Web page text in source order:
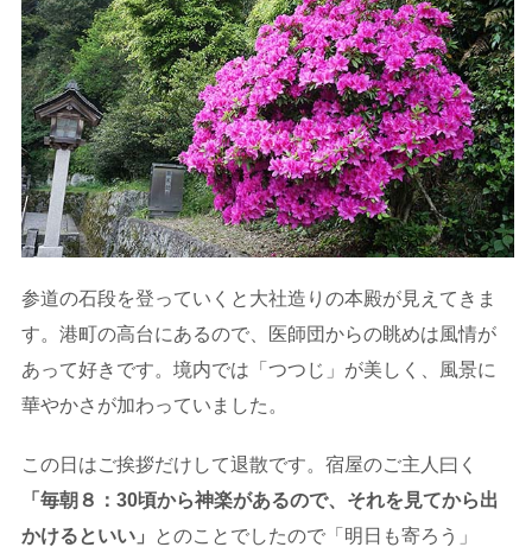
参道の石段を登っていくと大社造りの本殿が見えてきま
す。港町の高台にあるので、医師団からの眺めは風情が
あって好きです。境内では「つつじ」が美しく、風景に
華やかさが加わっていました。
この日はご挨拶だけして退散です。宿屋のご主人曰く
「毎朝８：30頃から神楽があるので、それを見てから出
かけるといい」
とのことでしたので「明日も寄ろう」